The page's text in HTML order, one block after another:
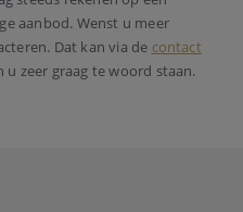
aanbod. Wenst u meer
Dat kan via de contact
u zeer graag te woord staan.